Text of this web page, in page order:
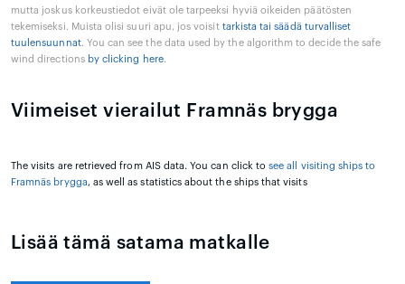
mutta joskus korkeustiedot eivät ole tarpeeksi hyviä oikeiden päätösten
tekemiseksi. Muista olisi suuri apu, jos voisit tarkista tai säädä turvalliset
tuulensuunnat. You can see the data used by the algorithm to decide the safe
wind directions by clicking here.
Viimeiset vierailut Framnäs brygga
The visits are retrieved from AIS data. You can click tosee all visiting ships to
Framnäs brygga, as well as statistics about the ships that visits
Lisää tämä satama matkalle